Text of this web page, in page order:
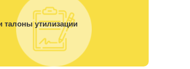
талоны утилизации